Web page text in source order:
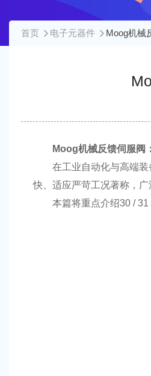
首页 电子元器件 Moog机械
Moog机械反馈伺服阀
在工业自动化与高端装
快、适应严苛工况著称，
本篇将重点介绍30 / 31